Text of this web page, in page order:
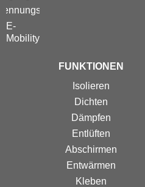
E-
Mobility
FUNKTIONEN
Isolieren
Dichten
Dämpfen
Entlüften
Abschirmen
Entwärmen
Kleben